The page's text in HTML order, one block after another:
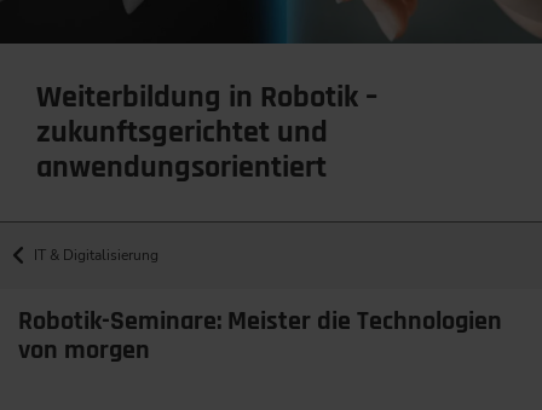
Weiterbildung in Robotik –
zukunftsgerichtet und
anwendungsorientiert
IT & Digitalisierung
Robotik-Seminare: Meister die Technologien
von morgen